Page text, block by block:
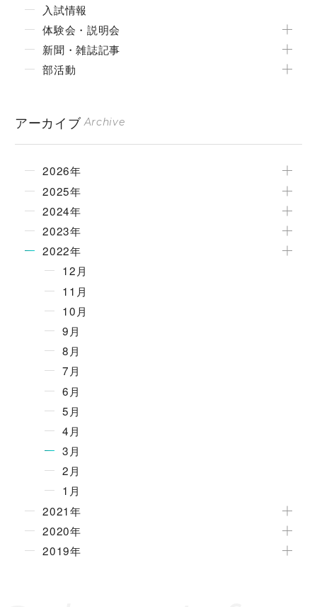
入試情報
体験会・説明会
新聞・雑誌記事
部活動
アーカイブ Archive
2026年
2025年
2024年
2023年
2022年
12月
11月
10月
9月
8月
7月
6月
5月
4月
3月
2月
1月
2021年
2020年
2019年